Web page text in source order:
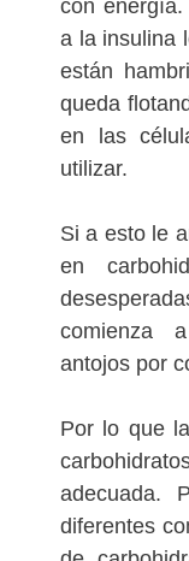
con
a la insulina
están
queda
en las
utilizar.
Si a esto le
en
comienza
antojos por
Por lo que
adecuada.
diferentes